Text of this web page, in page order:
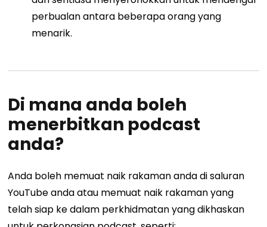
perbualan antara beberapa orang yang
menarik.
Di mana anda boleh
menerbitkan podcast
anda?
Anda boleh memuat naik rakaman anda di saluran
YouTube anda atau memuat naik rakaman yang
telah siap ke dalam perkhidmatan yang dikhaskan